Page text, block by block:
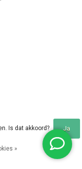
Is dat akkoord? Ja
»